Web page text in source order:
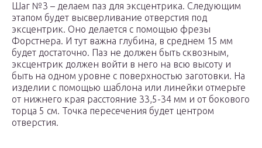
Шаг №3 – делаем паз для эксцентрика. Следующим
этапом будет высверливание отверстия под
эксцентрик. Оно делается с помощью фрезы
Форстнера. И тут важна глубина, в среднем 15 мм
будет достаточно. Паз не должен быть сквозным,
эксцентрик должен войти в него на всю высоту и
быть на одном уровне с поверхностью заготовки. На
изделии с помощью шаблона или линейки отмерьте
от нижнего края расстояние 33,5-34 мм и от бокового
торца 5 см. Точка пересечения будет центром
отверстия.